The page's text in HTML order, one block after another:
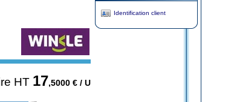
HT 17,5000 € / U
Identification client